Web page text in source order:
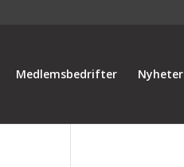
Medlemsbedrifter Nyheter